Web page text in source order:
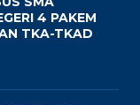
4 PAKEM
TKA-TKAD